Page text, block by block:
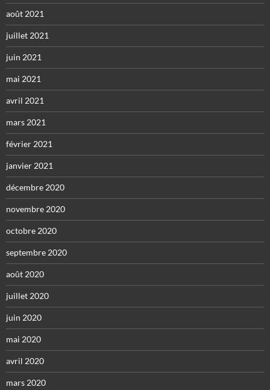
août 2021
juillet 2021
juin 2021
mai 2021
avril 2021
mars 2021
février 2021
janvier 2021
décembre 2020
novembre 2020
octobre 2020
septembre 2020
août 2020
juillet 2020
juin 2020
mai 2020
avril 2020
mars 2020